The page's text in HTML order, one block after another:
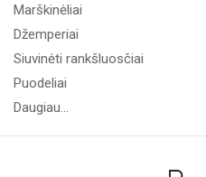
Marškinėliai
Džemperiai
Siuvinėti rankšluosčiai
Puodeliai
Daugiau...